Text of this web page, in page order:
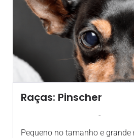
Raças: Pinscher
-
Pequeno no tamanho e